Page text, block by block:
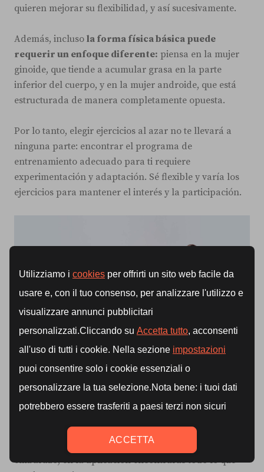
quieren mejorar su flexibilidad, y así sucesivamente.
Además, incluso la forma física básica puede
requerir un enfoque diferente: piensa en la mujer
ginoide, que tiende a acumular grasa en la parte
inferior del cuerpo, y en la mujer androide, que está
estructurada de manera completamente opuesta.
Por lo tanto, elegir ejercicios al azar no te llevará a
ninguna parte: encontrar el programa de
entrenamiento adecuado para ti requiere
experimentación y adaptación. Sé flexible y varía los
ejercicios para mantener el interés y la participación.
programas de entrenamiento estructurados y
diseñados para diversos objetivos: desde el desarrollo
de la fuerza hasta el entrenamiento durante el
embarazo, en la aplicación encontrarás todo lo que